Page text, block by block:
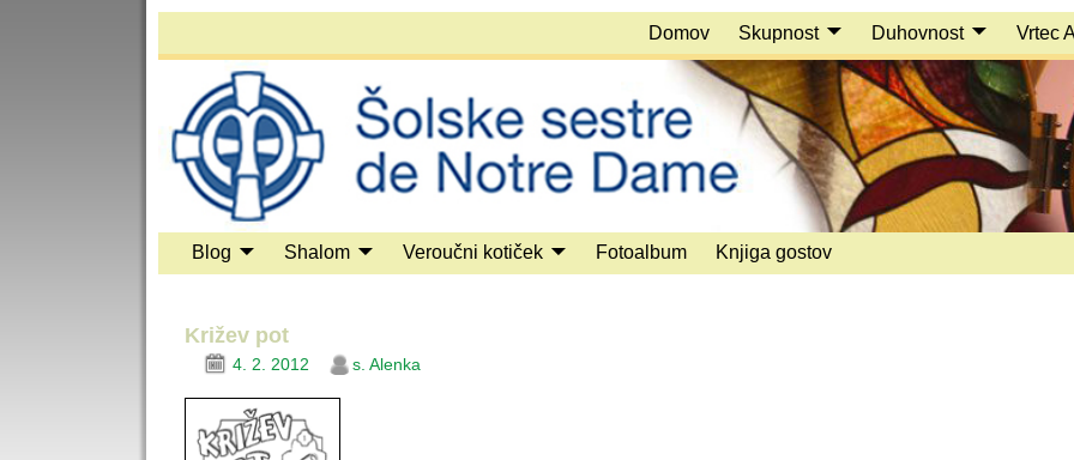
Domov Skupnost Duhovnost Vrtec
Blog Shalom Veroučni kotiček Fotoalbum Knjiga gostov
Križev pot
4. 2. 2012 s. Alenka